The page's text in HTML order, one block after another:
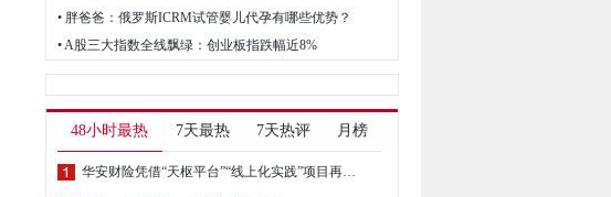
• 胖爸爸：俄罗斯ICRM试管婴儿代孕有哪些优势？
• A股三大指数全线飘绿：创业板指跌幅近8%
48小时最热 7天最热 7天热评 月榜
华安财险凭借“天枢平台”“线上化实践”项目再获奖，持续深耕保险科技领域